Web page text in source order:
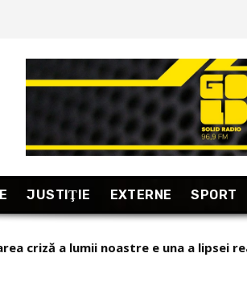
JUSTIŢIE EXTERNE SPORT
criză a lumii noastre e una a lipsei
excepțional din Armenia, “țara care